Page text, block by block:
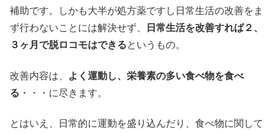
補助です。しかも大半が処方薬ですし日常生活の改善をま
ず行わないことには解決せず、
日常生活を改善すれば２、
３ヶ月で脱ロコモはできるというもの。
改善内容は、
よく運動し、栄養素の多い食べ物を食べ
る ・・・に尽きます。
とはいえ、日常的に運動を盛り込んだり、食べ物に関して